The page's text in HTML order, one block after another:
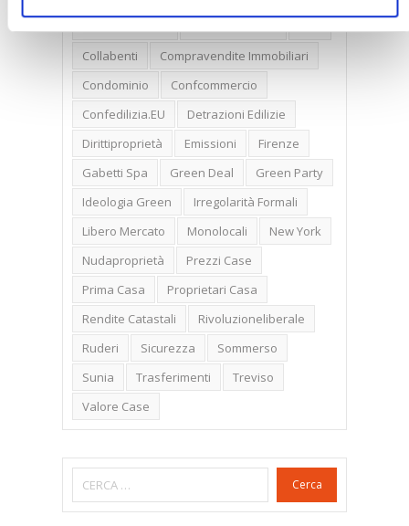
Collabenti
Compravendite Immobiliari
Condominio
Confcommercio
Confedilizia.EU
Detrazioni Edilizie
Dirittiproprietà
Emissioni
Firenze
Gabetti Spa
Green Deal
Green Party
Ideologia Green
Irregolarità Formali
Libero Mercato
Monolocali
New York
Nudaproprietà
Prezzi Case
Prima Casa
Proprietari Casa
Rendite Catastali
Rivoluzioneliberale
Ruderi
Sicurezza
Sommerso
Sunia
Trasferimenti
Treviso
Valore Case
Cerca